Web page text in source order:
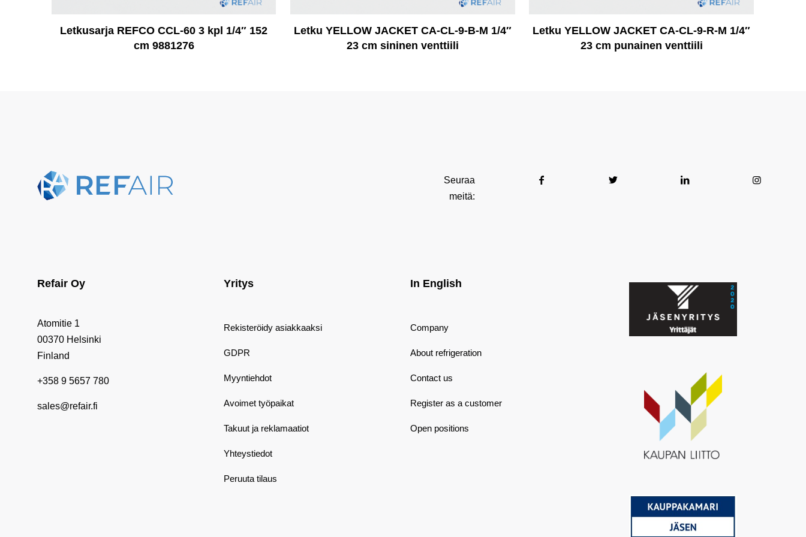
Letkusarja REFCO CCL-60 3 kpl 1/4″ 152
cm 9881276
Letku YELLOW JACKET CA-CL-9-B-M 1/4″
23 cm sininen venttiili
Letku YELLOW JACKET CA-CL-9-R-M 1/4″
23 cm punainen venttiili
Seuraa
meitä:
Refair Oy
Atomitie 1
00370 Helsinki
Finland
+358 9 5657 780
sales@refair.fi
Yritys
Rekisteröidy asiakkaaksi
GDPR
Myyntiehdot
Avoimet työpaikat
Takuut ja reklamaatiot
Yhteystiedot
Peruuta tilaus
In English
Company
About refrigeration
Contact us
Register as a customer
Open positions